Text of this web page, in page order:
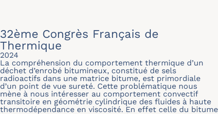
32ème Congrès Français de
Thermique
2024
La compréhension du comportement thermique d’un
déchet d’enrobé bitumineux, constitué de sels
radioactifs dans une matrice bitume, est primordiale
d’un point de vue sureté. Cette problématique nous
mène à nous intéresser au comportement convectif
transitoire en géométrie cylindrique des fluides à haute
thermodépendance en viscosité. En effet celle du bitume